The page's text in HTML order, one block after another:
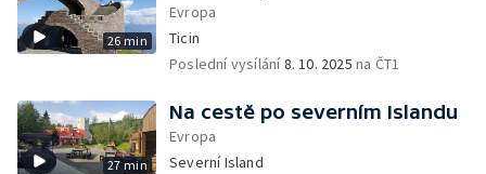
26 min
Evropa
Ticin
Poslední vysílání8. 10. 2025 na ČT1
27 min
Na cestě po severním Islandu
Evropa
Severní Island